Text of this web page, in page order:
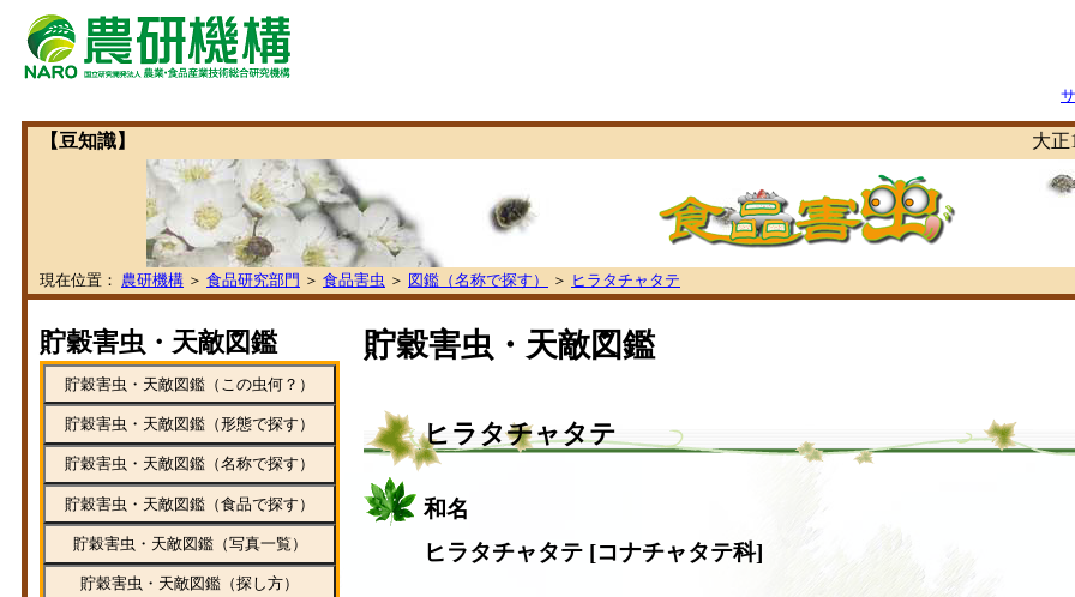
【豆知識】 大正15年から昭
現在位置： 農研機構 ＞ 食品研究部門 ＞ 食品害虫 ＞ 図鑑（名称で探す） ＞ ヒラタチャタテ
貯穀害虫・天敵図鑑
貯穀害虫・天敵図鑑（この虫何？）
貯穀害虫・天敵図鑑（形態で探す）
貯穀害虫・天敵図鑑（名称で探す）
貯穀害虫・天敵図鑑（食品で探す）
貯穀害虫・天敵図鑑（写真一覧）
貯穀害虫・天敵図鑑（探し方）
貯穀害虫・天敵図鑑
ヒラタチャタテ
和名
ヒラタチャタテ [コナチャタテ科]